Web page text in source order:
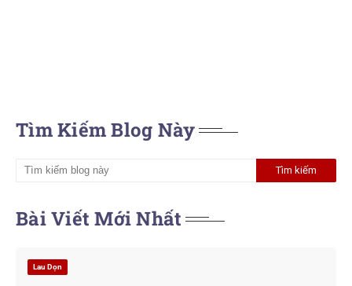
Tìm Kiếm Blog Này
Bài Viết Mới Nhất
Lau Dọn